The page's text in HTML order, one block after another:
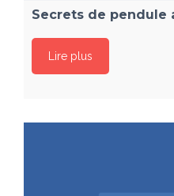
Secrets de pendule
Lire plus